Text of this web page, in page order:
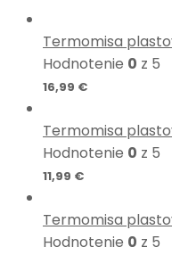
Termomisa
Hodnotenie 0 z 5
16,99 €
Termomisa
Hodnotenie 0 z 5
11,99 €
Termomisa
Hodnotenie 0 z 5